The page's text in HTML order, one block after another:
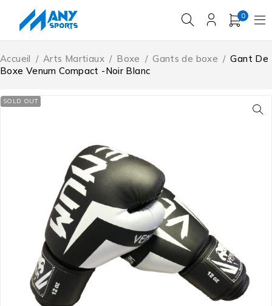
0
Accueil / Arts Martiaux / Boxe / Gants de boxe / Gant De
Boxe Venum Compact -Noir Blanc
SOLD OUT